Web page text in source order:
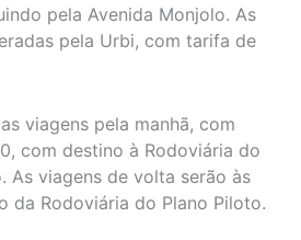
pela Avenida Monjolo. As
pela Urbi, com tarifa de
viagens pela manhã, com
com destino à Rodoviária do
As viagens de volta serão às
da Rodoviária do Plano Piloto.